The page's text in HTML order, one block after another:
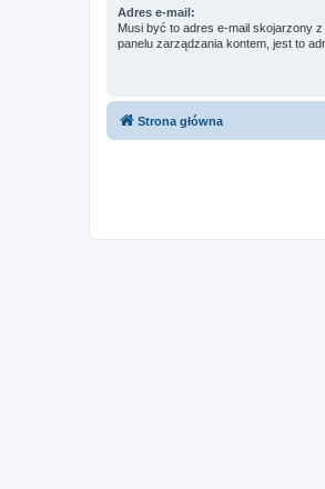
Adres e-mail:
Musi być to adres e-mail skojarzony
panelu zarządzania kontem, jest to
Strona główna